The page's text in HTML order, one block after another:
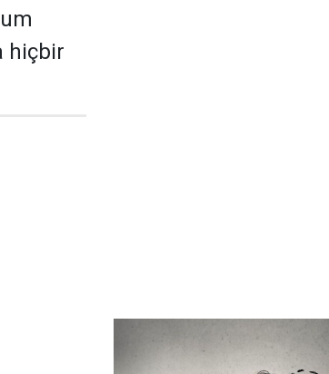
hiçbir